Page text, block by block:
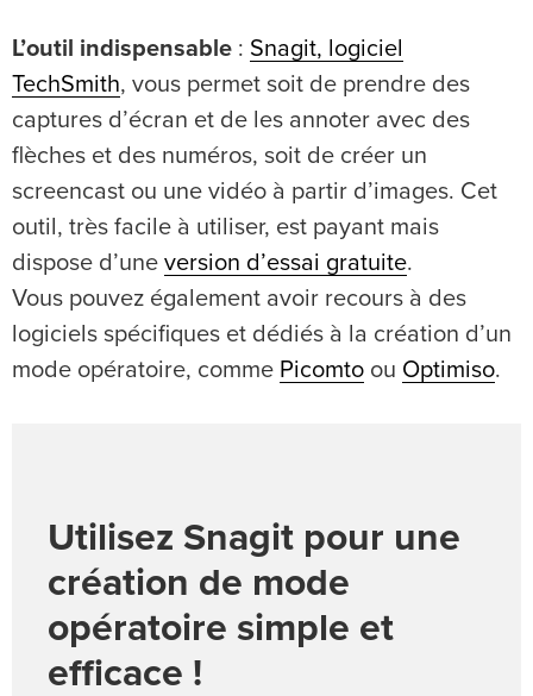
L’outil indispensable : Snagit, logiciel
TechSmith, vous permet soit de prendre des
captures d’écran et de les annoter avec des
flèches et des numéros, soit de créer un
screencast ou une vidéo à partir d’images. Cet
outil, très facile à utiliser, est payant mais
dispose d’une version d’essai gratuite.
Vous pouvez également avoir recours à des
logiciels spécifiques et dédiés à la création d’un
mode opératoire, comme Picomto ou Optimiso.
Utilisez Snagit pour une
création de mode
opératoire simple et
efficace !